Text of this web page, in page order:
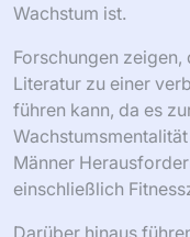
Wachstum ist.
Forschungen
Literatur zu einer
führen kann, da es
Männer
einschließlich